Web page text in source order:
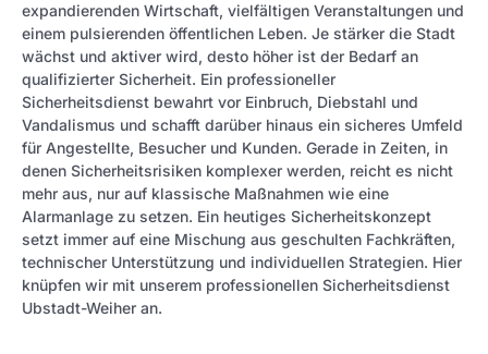
expandierenden Wirtschaft, vielfältigen Veranstaltungen und
einem pulsierenden öffentlichen Leben. Je stärker die Stadt
wächst und aktiver wird, desto höher ist der Bedarf an
qualifizierter Sicherheit. Ein professioneller
Sicherheitsdienst bewahrt vor Einbruch, Diebstahl und
Vandalismus und schafft darüber hinaus ein sicheres Umfeld
für Angestellte, Besucher und Kunden. Gerade in Zeiten, in
denen Sicherheitsrisiken komplexer werden, reicht es nicht
mehr aus, nur auf klassische Maßnahmen wie eine
Alarmanlage zu setzen. Ein heutiges Sicherheitskonzept
setzt immer auf eine Mischung aus geschulten Fachkräften,
technischer Unterstützung und individuellen Strategien. Hier
knüpfen wir mit unserem professionellen Sicherheitsdienst
Ubstadt-Weiher an.